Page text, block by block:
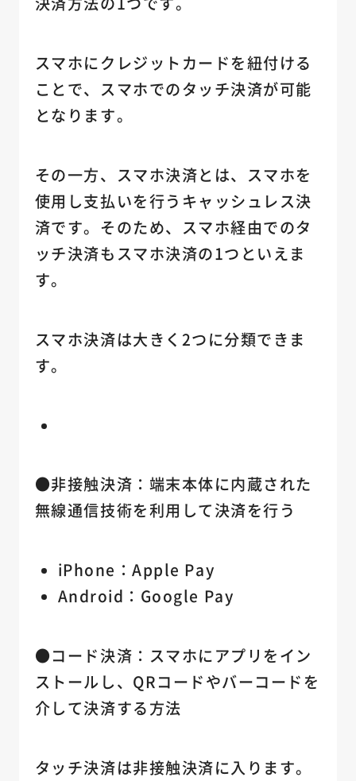
スマホにクレジットカードを紐付ける
ことで、スマホでのタッチ決済が可能
となります。
その一方、スマホ決済とは、スマホを
使用し支払いを行うキャッシュレス決
済です。そのため、スマホ経由でのタ
ッチ決済もスマホ決済の1つといえま
す。
スマホ決済は大きく2つに分類できま
す。
●非接触決済：端末本体に内蔵された
無線通信技術を利用して決済を行う
iPhone：Apple Pay
Android：Google Pay
●コード決済：スマホにアプリをイン
ストールし、QRコードやバーコードを
介して決済する方法
タッチ決済は非接触決済に入ります。